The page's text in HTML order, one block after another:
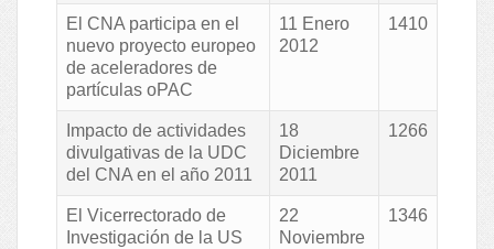
El CNA participa en el
nuevo proyecto europeo
de aceleradores de
partículas oPAC
11 Enero
2012
1410
Impacto de actividades
divulgativas de la UDC
del CNA en el año 2011
18
Diciembre
2011
1266
El Vicerrectorado de
Investigación de la US
22
Noviembre
1346